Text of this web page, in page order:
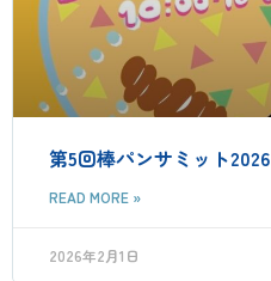
第5回棒パンサミット2026
READ MORE »
2026年2月1日